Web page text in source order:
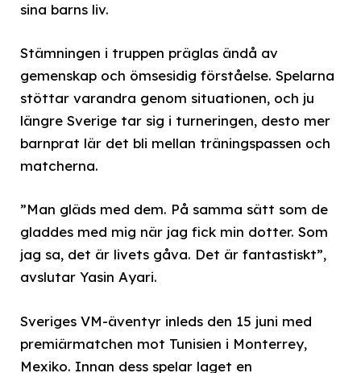
sina barns liv.
Stämningen i truppen präglas ändå av
gemenskap och ömsesidig förståelse. Spelarna
stöttar varandra genom situationen, och ju
längre Sverige tar sig i turneringen, desto mer
barnprat lär det bli mellan träningspassen och
matcherna.
”Man gläds med dem. På samma sätt som de
gladdes med mig när jag fick min dotter. Som
jag sa, det är livets gåva. Det är fantastiskt”,
avslutar Yasin Ayari.
Sveriges VM-äventyr inleds den 15 juni med
premiärmatchen mot Tunisien i Monterrey,
Mexiko. Innan dess spelar laget en